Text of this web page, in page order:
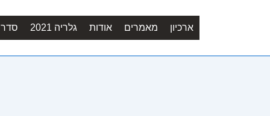
סדר גלריה 2021 אודות מאמרים ארכיון